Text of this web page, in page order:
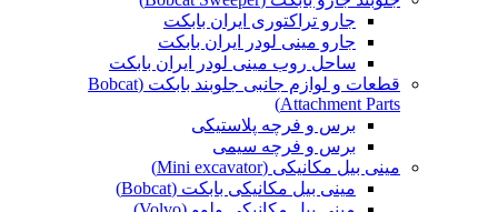
جارو تراکتوری ایران بابکت
جارو مینی لودر ایران بابکت
ساحل روب مینی لودر ایران بابکت
قطعات و لوازم جانبی جلوبند بابکت (Bobcat
Attachment Parts)
برس و فرچه پلاستیکی
برس و فرچه سیمی
مینی بیل مکانیکی (Mini excavator)
مینی بیل مکانیکی بابکت (Bobcat)